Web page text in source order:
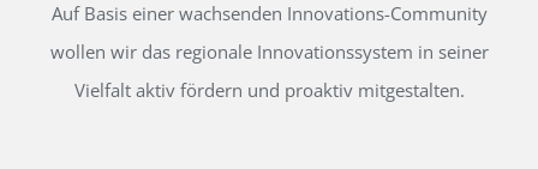
Auf Basis einer wachsenden Innovations-Community
wollen wir das regionale Innovationssystem in seiner
Vielfalt aktiv fördern und proaktiv mitgestalten.